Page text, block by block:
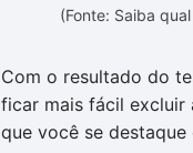
(Fonte: Saiba
Com o resultado do
ficar mais fácil excluir
que você se